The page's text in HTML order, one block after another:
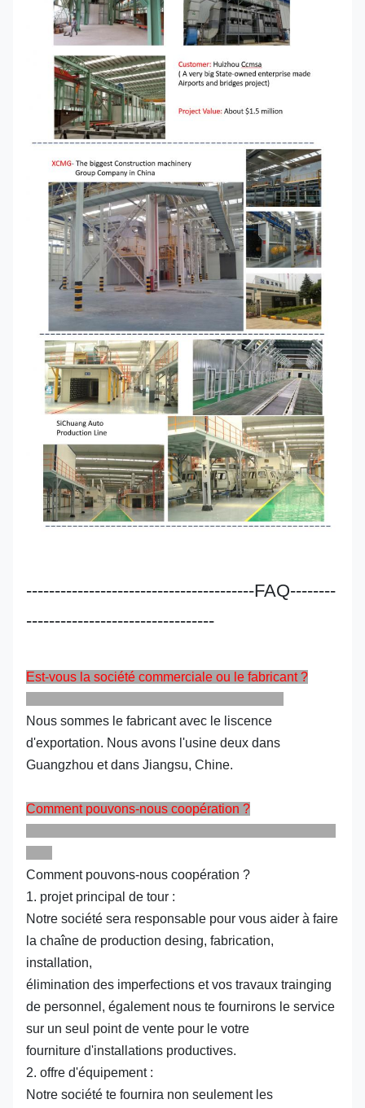
----------------------------------------FAQ--------
---------------------------------
Est-vous la société commerciale ou le fabricant ?
Nous sommes le fabricant avec le liscence
d'exportation. Nous avons l'usine deux dans
Guangzhou et dans Jiangsu, Chine.
Comment pouvons-nous coopération ?
Comment pouvons-nous coopération ?
1. projet principal de tour :
Notre société sera responsable pour vous aider à faire
la chaîne de production desing, fabrication,
installation,
élimination des imperfections et vos travaux trainging
de personnel, également nous te fournirons le service
sur un seul point de vente pour le votre
fourniture d'installations productives.
2. offre d'équipement :
Notre société te fournira non seulement les